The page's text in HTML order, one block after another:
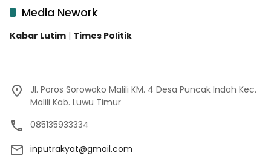
Media Nework
Kabar Lutim | Times Politik
Jl. Poros Sorowako Malili KM. 4 Desa Puncak Indah Kec.
Malili Kab. Luwu Timur
085135933334
inputrakyat@gmail.com